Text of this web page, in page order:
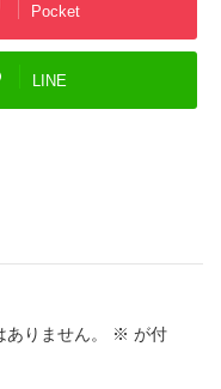
Pocket
LINE
りません。 ※ が付